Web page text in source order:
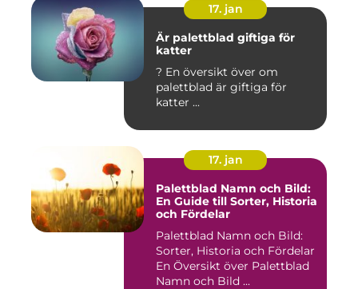
17. jan
Är palettblad giftiga för
katter
? En översikt över om
palettblad är giftiga för
katter ...
17. jan
Palettblad Namn och Bild:
En Guide till Sorter, Historia
och Fördelar
Palettblad Namn och Bild:
Sorter, Historia och Fördelar
En Översikt över Palettblad
Namn och Bild ...